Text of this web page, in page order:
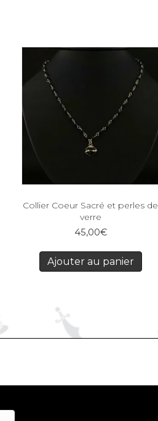
Collier Coeur Sacré et perles de
verre
45,00€
Ajouter au panier